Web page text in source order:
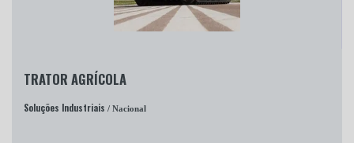
TRATOR AGRÍCOLA
Soluções Industriais / Nacional